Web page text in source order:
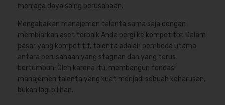
menjaga daya saing perusahaan.
Mengabaikan manajemen talenta sama saja dengan
membiarkan aset terbaik Anda pergi ke kompetitor. Dalam
pasar yang kompetitif, talenta adalah pembeda utama
antara perusahaan yang stagnan dan yang terus
bertumbuh. Oleh karena itu, membangun fondasi
manajemen talenta yang kuat menjadi sebuah keharusan,
bukan lagi pilihan.